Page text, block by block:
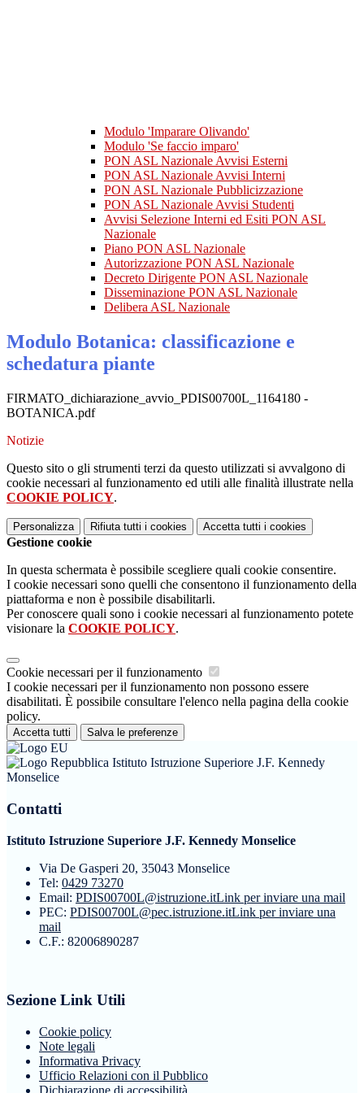
Modulo 'Imparare Olivando'
Modulo 'Se faccio imparo'
PON ASL Nazionale Avvisi Esterni
PON ASL Nazionale Avvisi Interni
PON ASL Nazionale Pubblicizzazione
PON ASL Nazionale Avvisi Studenti
Avvisi Selezione Interni ed Esiti PON ASL
Nazionale
Piano PON ASL Nazionale
Autorizzazione PON ASL Nazionale
Decreto Dirigente PON ASL Nazionale
Disseminazione PON ASL Nazionale
Delibera ASL Nazionale
Modulo Botanica: classificazione e
schedatura piante
FIRMATO_dichiarazione_avvio_PDIS00700L_1164180 -
BOTANICA.pdf
Notizie
Questo sito o gli strumenti terzi da questo utilizzati si avvalgono di
cookie necessari al funzionamento ed utili alle finalità illustrate nella
COOKIE POLICY.
Personalizza Rifiuta tutti i cookies Accetta tutti i cookies
Gestione cookie
In questa schermata è possibile scegliere quali cookie consentire.
I cookie necessari sono quelli che consentono il funzionamento della
piattaforma e non è possibile disabilitarli.
Per conoscere quali sono i cookie necessari al funzionamento potete
visionare la COOKIE POLICY.
Cookie necessari per il funzionamento
I cookie necessari per il funzionamento non possono essere
disabilitati. È possibile consultare l'elenco nella pagina della cookie
policy.
Accetta tutti Salva le preferenze
Istituto Istruzione Superiore J.F. Kennedy
Monselice
Contatti
Istituto Istruzione Superiore J.F. Kennedy Monselice
Via De Gasperi 20, 35043 Monselice
Tel: 0429 73270
Email: PDIS00700L@istruzione.itLink per inviare una mail
PEC: PDIS00700L@pec.istruzione.itLink per inviare una
mail
C.F.: 82006890287
Sezione Link Utili
Cookie policy
Note legali
Informativa Privacy
Ufficio Relazioni con il Pubblico
Dichiarazione di accessibilità